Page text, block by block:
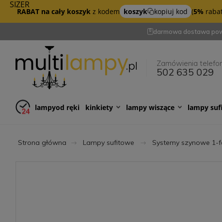
RABAT na cały koszyk z kodem koszyk kopiuj kod (5%
darmowa dostawa
Zamówienia
502 635 029
lampyod ręki kinkiety lampy wiszące lampy
Strona główna Lampy sufitowe Systemy szynowe 1-
SIZER